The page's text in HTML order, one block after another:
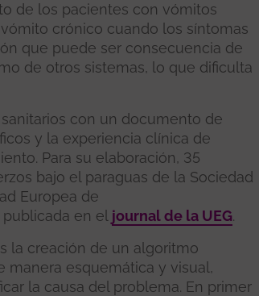
de los pacientes con vómitos
crónico cuando los síntomas
que puede ser consecuencia de
de otros sistemas, lo que dificulta
con un documento de
y la experiencia clínica de
Para su elaboración, 35
bajo el paraguas de la Sociedad
Europea de
en el journal de la UEG.
la creación de un algoritmo
manera esquemática y visual,
la causa del problema. En primer